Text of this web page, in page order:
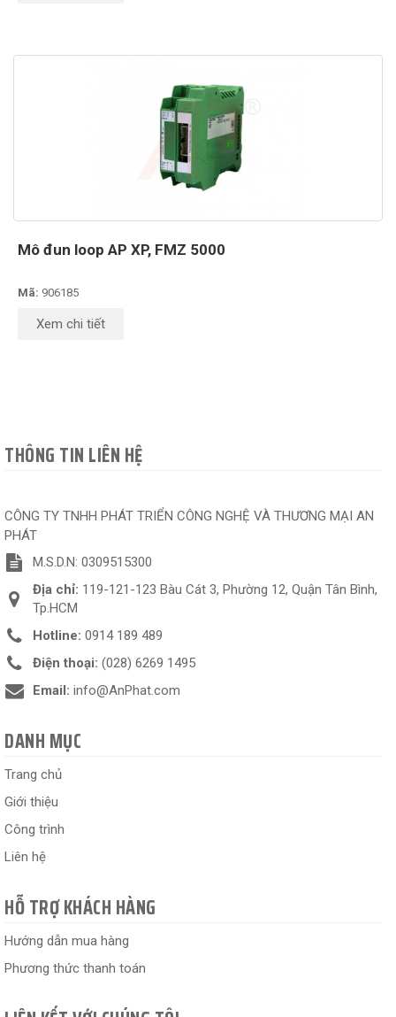
Mô đun loop AP XP, FMZ 5000
Mã: 906185
Xem chi tiết
THÔNG TIN LIÊN HỆ
CÔNG TY TNHH PHÁT TRIỂN CÔNG NGHỆ VÀ THƯƠNG MẠI AN
PHÁT
M.S.D.N: 0309515300
Địa chỉ: 119-121-123 Bàu Cát 3, Phường 12, Quận Tân Bình,
Tp.HCM
Hotline: 0914 189 489
Điện thoại: (028) 6269 1495
Email: info@AnPhat.com
DANH MỤC
Trang chủ
Giới thiệu
Công trình
Liên hệ
HỖ TRỢ KHÁCH HÀNG
Hướng dẫn mua hàng
Phương thức thanh toán